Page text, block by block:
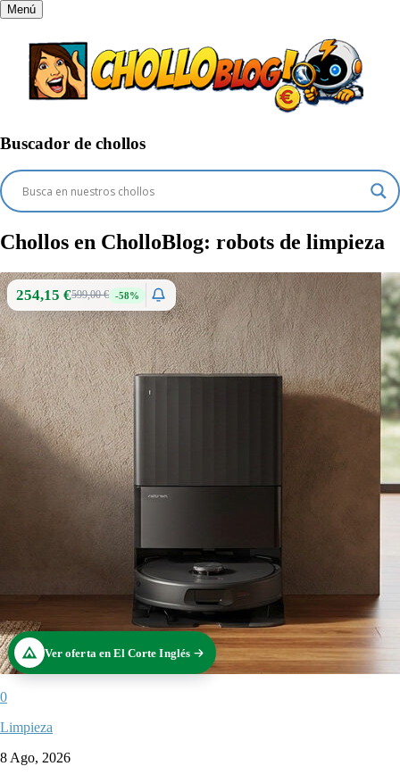
Menú
Buscador de chollos
Chollos en CholloBlog: robots de limpieza
254,15 €599,00 € -58%
Ver oferta en El Corte Inglés
0
Limpieza
8 Ago, 2026